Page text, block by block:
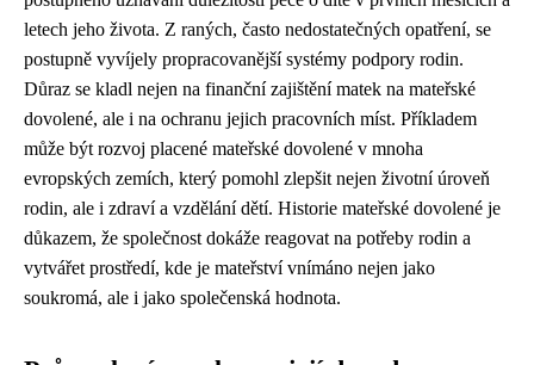
letech jeho života. Z raných, často nedostatečných opatření, se
postupně vyvíjely propracovanější systémy podpory rodin.
Důraz se kladl nejen na finanční zajištění matek na mateřské
dovolené, ale i na ochranu jejich pracovních míst. Příkladem
může být rozvoj placené mateřské dovolené v mnoha
evropských zemích, který pomohl zlepšit nejen životní úroveň
rodin, ale i zdraví a vzdělání dětí. Historie mateřské dovolené je
důkazem, že společnost dokáže reagovat na potřeby rodin a
vytvářet prostředí, kde je mateřství vnímáno nejen jako
soukromá, ale i jako společenská hodnota.